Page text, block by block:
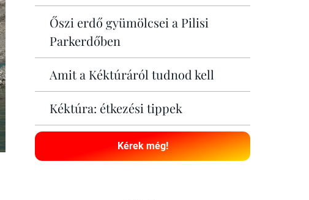
Őszi erdő gyümölcsei a Pilisi
Parkerdőben
Amit a Kéktúráról tudnod kell
Kéktúra: étkezési tippek
Kérek még!